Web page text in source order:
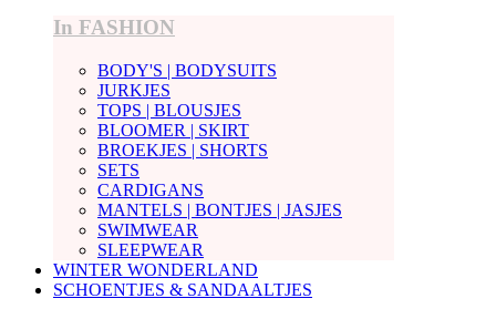
In FASHION
BODY'S | BODYSUITS
JURKJES
TOPS | BLOUSJES
BLOOMER | SKIRT
BROEKJES | SHORTS
SETS
CARDIGANS
MANTELS | BONTJES | JASJES
SWIMWEAR
SLEEPWEAR
WINTER WONDERLAND
SCHOENTJES & SANDAALTJES